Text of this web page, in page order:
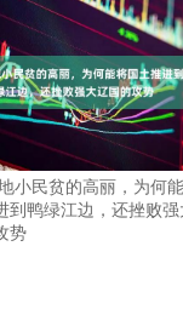
小民贫的高丽，为何
到鸭绿江边，还挫败强
势